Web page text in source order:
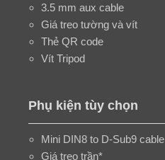
3.5 mm aux cable
Giá treo tường và vít
Thẻ QR code
Vít Tripod
Phụ kiện tùy chọn
Mini DIN8 to D-Sub9 cable
Giá treo trần*